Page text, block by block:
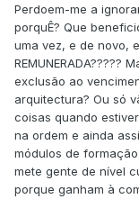
Perdoem-me a
porquÊ? Que
uma vez, e de novo,
REMUNERADA?????
exclusão ao
arquitectura? Ou só
coisas quando
na ordem e ainda
módulos de
mete gente de nível
porque ganham à